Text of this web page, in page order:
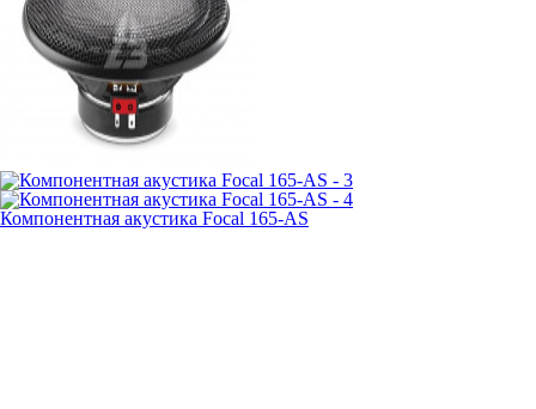
Компонентная акустика Focal 165-АS